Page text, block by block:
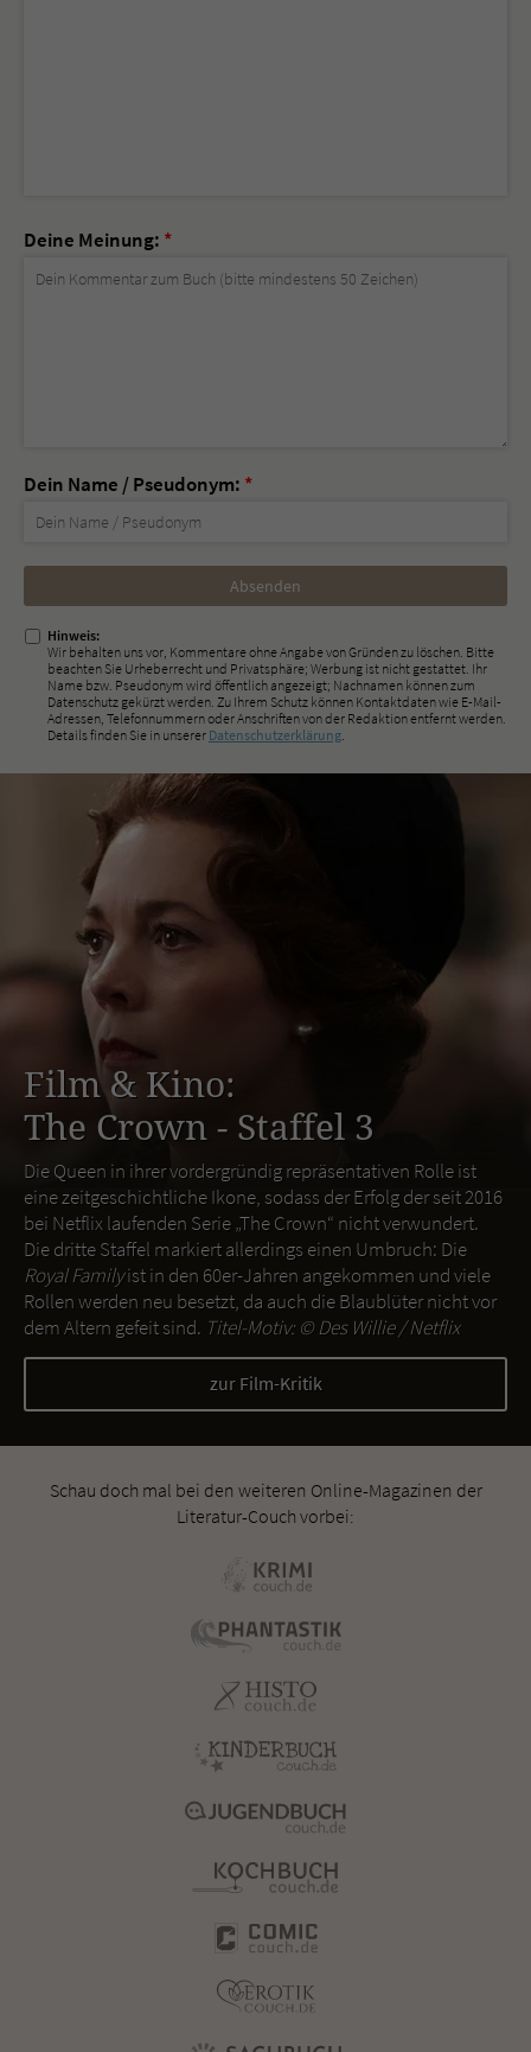
Deine Meinung: *
Dein Name / Pseudonym: *
Nicht
ausfüllen!
Hinweis:
Wir behalten uns vor, Kommentare ohne Angabe von Gründen zu löschen. Bitte
beachten Sie Urheberrecht und Privatsphäre; Werbung ist nicht gestattet. Ihr
Name bzw. Pseudonym wird öffentlich angezeigt; Nachnamen können zum
Datenschutz gekürzt werden. Zu Ihrem Schutz können Kontaktdaten wie E-Mail-
Adressen, Telefonnummern oder Anschriften von der Redaktion entfernt werden.
Details finden Sie in unserer Datenschutzerklärung.
Film & Kino:
The Crown - Staffel 3
Die Queen in ihrer vordergründig repräsentativen Rolle ist
eine zeitgeschichtliche Ikone, sodass der Erfolg der seit 2016
bei Netflix laufenden Serie „The Crown“ nicht verwundert.
Die dritte Staffel markiert allerdings einen Umbruch: Die
Royal Familyist in den 60er-Jahren angekommen und viele
Rollen werden neu besetzt, da auch die Blaublüter nicht vor
dem Altern gefeit sind. Titel-Motiv: ©Des Willie / Netflix
zur Film-Kritik
Schau doch mal bei den weiteren Online-Magazinen der
Literatur-Couch vorbei: